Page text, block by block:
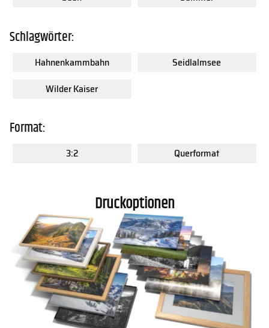
Schlagwörter:
Hahnenkammbahn
Seidlalmsee
Wilder Kaiser
Format:
3:2 Querformat
Druckoptionen